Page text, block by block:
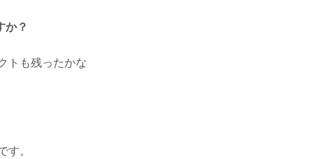
か？
トも残ったかな
す。